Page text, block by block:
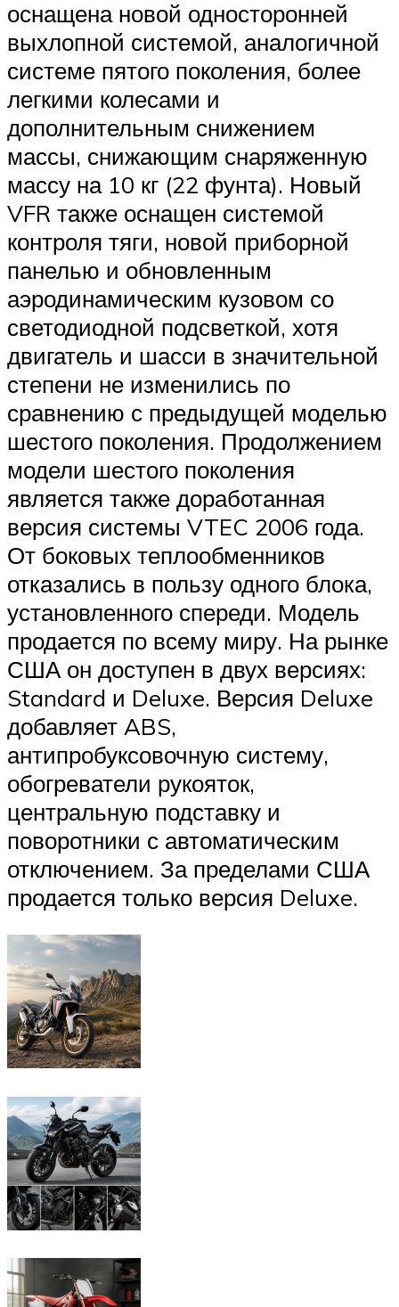
оснащена новой односторонней
выхлопной системой, аналогичной
системе пятого поколения, более
легкими колесами и
дополнительным снижением
массы, снижающим снаряженную
массу на 10 кг (22 фунта). Новый
VFR также оснащен системой
контроля тяги, новой приборной
панелью и обновленным
аэродинамическим кузовом со
светодиодной подсветкой, хотя
двигатель и шасси в значительной
степени не изменились по
сравнению с предыдущей моделью
шестого поколения. Продолжением
модели шестого поколения
является также доработанная
версия системы VTEC 2006 года.
От боковых теплообменников
отказались в пользу одного блока,
установленного спереди. Модель
продается по всему миру. На рынке
США он доступен в двух версиях:
Standard и Deluxe. Версия Deluxe
добавляет ABS,
антипробуксовочную систему,
обогреватели рукояток,
центральную подставку и
поворотники с автоматическим
отключением. За пределами США
продается только версия Deluxe.